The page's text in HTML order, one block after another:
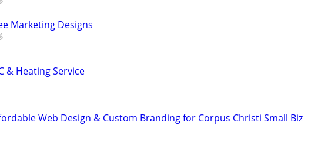
Marketing Designs
& Heating Service
Web Design & Custom Branding for Corpus Christi Small Biz